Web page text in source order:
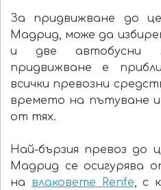
За придвижване до
Мадрид, може да
и две автобусни
придвижване е
всички превозни
времето на пътуване
от тях.
Най-бързия превоз до
Мадрид се осигурява
на влаковете Renfe, с